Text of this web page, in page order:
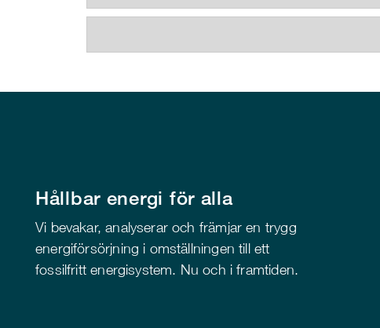
Hållbar energi för alla
Vi bevakar, analyserar och främjar en trygg
energiförsörjning i omställningen till ett
fossilfritt energisystem. Nu och i framtiden.